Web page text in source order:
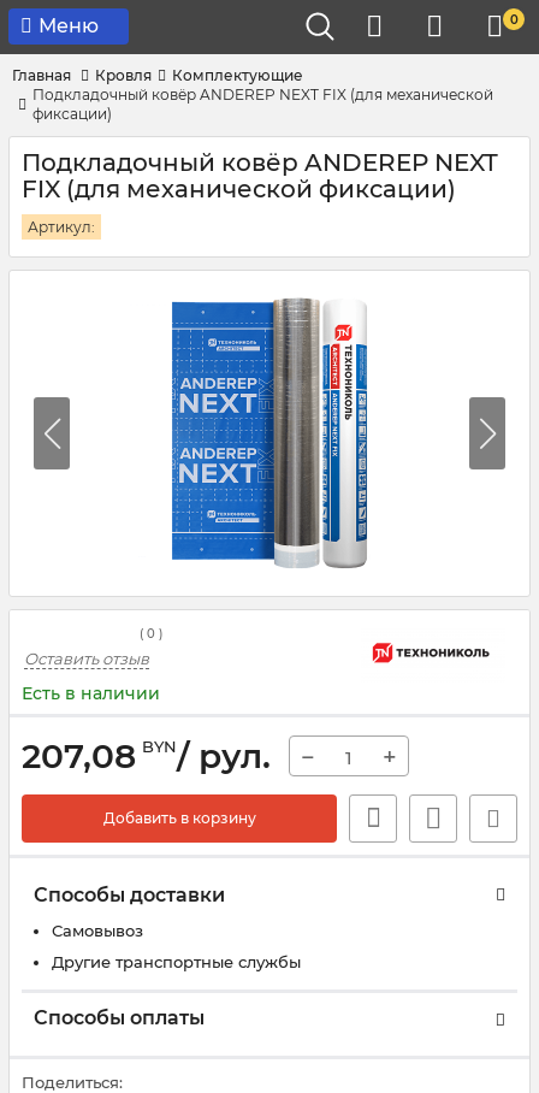
Меню 0
Главная Кровля
Комплектующие
Подкладочный ковёр ANDEREP NEXT FIX (для механической
фиксации)
Подкладочный ковёр ANDEREP NEXT
FIX (для механической фиксации)
Артикул:
( 0 )
Оставить отзыв
Есть в наличии
207,08 BYN/ рул. − +
Добавить в корзину
Способы доставки
Самовывоз
Другие транспортные службы
Способы оплаты
Поделиться: